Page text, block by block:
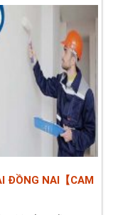
ĐỒNG NAI【CAM